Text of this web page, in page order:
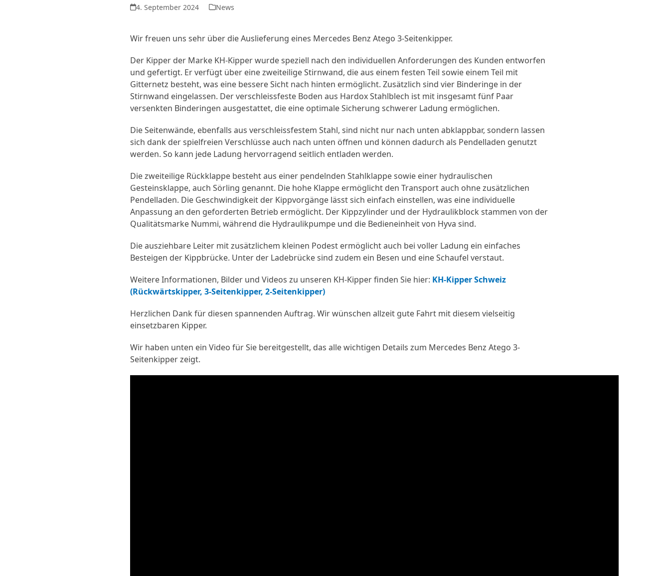
4. September 2024 News
Wir freuen uns sehr über die Auslieferung eines Mercedes Benz Atego 3-Seitenkipper.
Der Kipper der Marke KH-Kipper wurde speziell nach den individuellen Anforderungen des Kunden entworfen
und gefertigt. Er verfügt über eine zweiteilige Stirnwand, die aus einem festen Teil sowie einem Teil mit
Gitternetz besteht, was eine bessere Sicht nach hinten ermöglicht. Zusätzlich sind vier Binderinge in der
Stirnwand eingelassen. Der verschleissfeste Boden aus Hardox Stahlblech ist mit insgesamt fünf Paar
versenkten Binderingen ausgestattet, die eine optimale Sicherung schwerer Ladung ermöglichen.
Die Seitenwände, ebenfalls aus verschleissfestem Stahl, sind nicht nur nach unten abklappbar, sondern lassen
sich dank der spielfreien Verschlüsse auch nach unten öffnen und können dadurch als Pendelladen genutzt
werden. So kann jede Ladung hervorragend seitlich entladen werden.
Die zweiteilige Rückklappe besteht aus einer pendelnden Stahlklappe sowie einer hydraulischen
Gesteinsklappe, auch Sörling genannt. Die hohe Klappe ermöglicht den Transport auch ohne zusätzlichen
Pendelladen. Die Geschwindigkeit der Kippvorgänge lässt sich einfach einstellen, was eine individuelle
Anpassung an den geforderten Betrieb ermöglicht. Der Kippzylinder und der Hydraulikblock stammen von der
Qualitätsmarke Nummi, während die Hydraulikpumpe und die Bedieneinheit von Hyva sind.
Die ausziehbare Leiter mit zusätzlichem kleinen Podest ermöglicht auch bei voller Ladung ein einfaches
Besteigen der Kippbrücke. Unter der Ladebrücke sind zudem ein Besen und eine Schaufel verstaut.
Weitere Informationen, Bilder und Videos zu unseren KH-Kipper finden Sie hier: KH-Kipper Schweiz
(Rückwärtskipper, 3-Seitenkipper, 2-Seitenkipper)
Herzlichen Dank für diesen spannenden Auftrag. Wir wünschen allzeit gute Fahrt mit diesem vielseitig
einsetzbaren Kipper.
Wir haben unten ein Video für Sie bereitgestellt, das alle wichtigen Details zum Mercedes Benz Atego 3-
Seitenkipper zeigt.